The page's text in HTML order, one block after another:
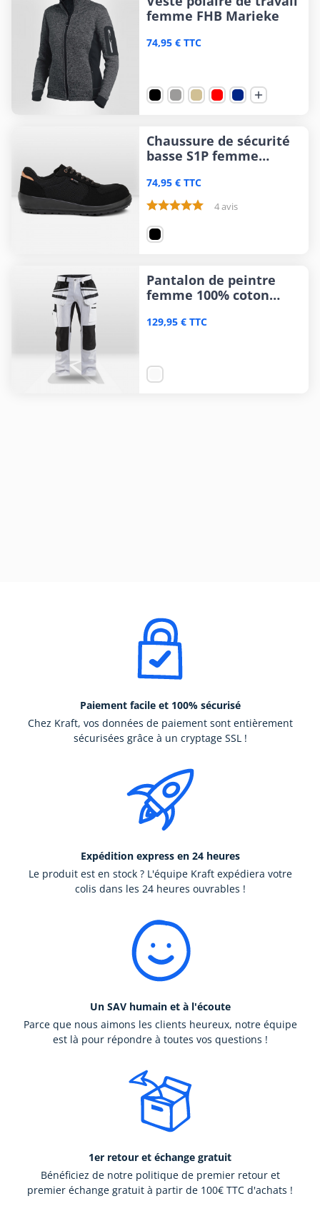
femme FHB Marieke
74,95 € TTC

Chaussure de sécurité
basse S1P femme
74,95 € TTC
4 avis
Pantalon de peintre
femme 100% coton
129,95 € TTC
Paiement facile et 100% sécurisé
Chez Kraft, vos données de paiement sont entièrement
sécurisées grâce à un cryptage SSL !
Expédition express en 24 heures
Le produit est en stock ? L'équipe Kraft expédiera votre
colis dans les 24 heures ouvrables !
Un SAV humain et à l'écoute
Parce que nous aimons les clients heureux, notre équipe
est là pour répondre à toutes vos questions !
1er retour et échange gratuit
Bénéficiez de notre politique de premier retour et
premier échange gratuit à partir de 100€ TTC d'achats !